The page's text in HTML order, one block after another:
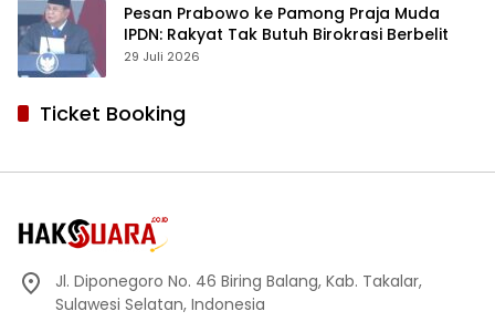
Pesan Prabowo ke Pamong Praja Muda
IPDN: Rakyat Tak Butuh Birokrasi Berbelit
29 Juli 2026
Ticket Booking
Jl. Diponegoro No. 46 Biring Balang, Kab. Takalar,
Sulawesi Selatan, Indonesia